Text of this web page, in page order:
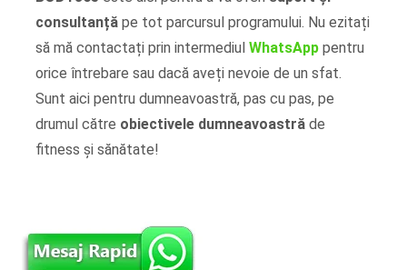
consultanță pe tot parcursul programului. Nu ezitați
să mă contactați prin intermediul WhatsApp pentru
orice întrebare sau dacă aveți nevoie de un sfat.
Sunt aici pentru dumneavoastră, pas cu pas, pe
drumul către obiectivele dumneavoastră de
fitness și sănătate!